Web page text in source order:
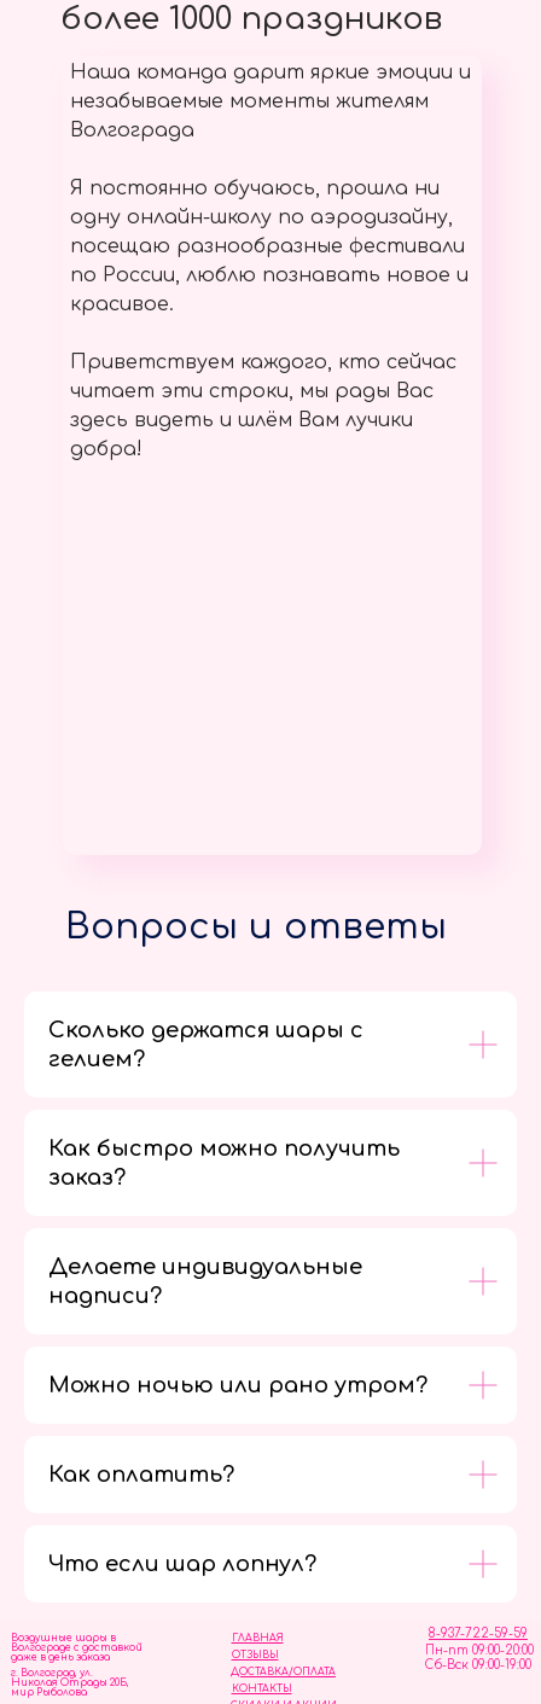
более 1000 праздников
Наша команда дарит яркие эмоции и
незабываемые моменты жителям
Волгограда
Я постоянно обучаюсь, прошла ни
одну онлайн-школу по аэродизайну,
посещаю разнообразные фестивали
по России, люблю познавать новое и
красивое.
Приветствуем каждого, кто сейчас
читает эти строки, мы рады Вас
здесь видеть и шлём Вам лучики
добра!
Вопросы и ответы
Сколько держатся шары с
гелием?
Как быстро можно получить
заказ?
Делаете индивидуальные
надписи?
Можно ночью или рано утром?
Как оплатить?
Что если шар лопнул?
ОТЗЫВЫ
ГЛАВНАЯ
ДОСТАВКА/ОПЛАТА
КОНТАКТЫ
8-937-722-59-59
Пн-пт 09:00-20:00
Сб-Вск 09:00-19:00
Воздушные шары в
Волгограде с доставкой
даже в день заказа
г. Волгоград, ул.
Николая Отрады 20Б,
мир Рыболова